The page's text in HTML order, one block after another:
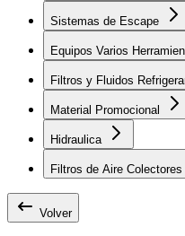
Sistemas de Escape
Equipos Varios
Filtros y Fluidos
Material Promocional
Hidraulica
Volver